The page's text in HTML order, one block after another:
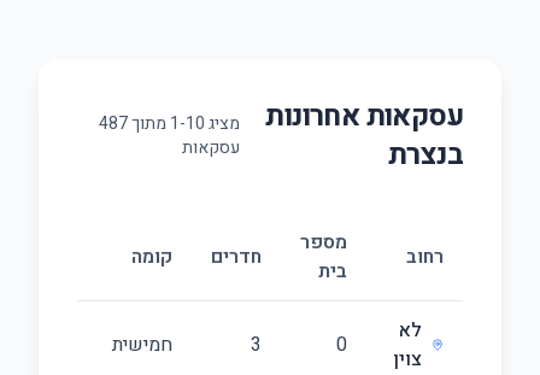
עסקאות אחרונות
בנצרת
מציג 1-10 מתוך487
עסקאות
רחוב
מספר
בית
חדרים קומה
לא
צוין
0
3 חמישית